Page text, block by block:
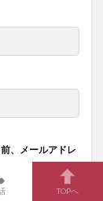
、メールアドレ
TOPへ